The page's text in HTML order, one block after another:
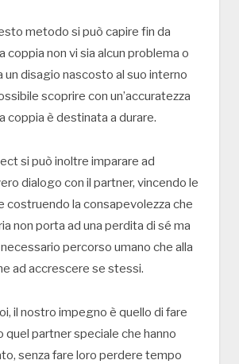
metodo si può capire fin da
coppia non vi sia alcun problema o
un disagio nascosto al suo interno
scoprire con un’accuratezza
coppia è destinata a durare.
si può inoltre imparare ad
dialogo con il partner, vincendo le
costruendo la consapevolezza che
non porta ad una perdita di sé ma
percorso umano che alla
ad accrescere se stessi.
il nostro impegno è quello di fare
quel partner speciale che hanno
senza fare loro perdere tempo